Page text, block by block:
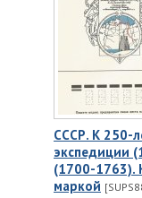
СССР. К 250-
экспедиции
(1700-1763).
маркой